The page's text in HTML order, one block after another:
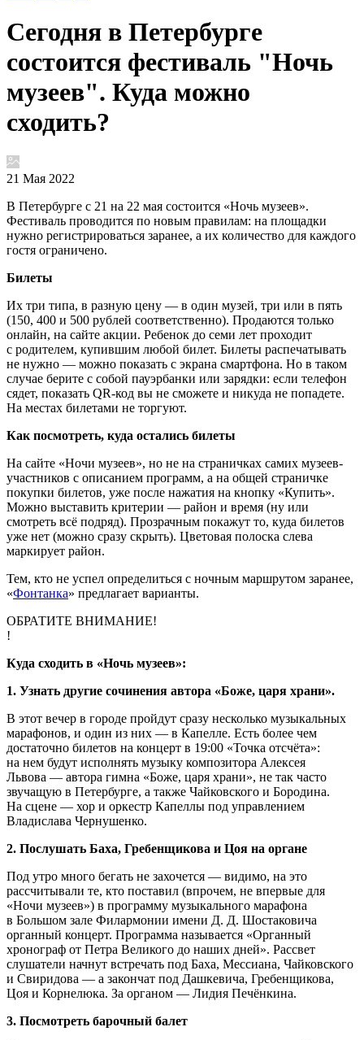
Сегодня в Петербурге
состоится фестиваль "Ночь
музеев". Куда можно
сходить?
21 Мая 2022
В Петербурге с 21 на 22 мая состоится «Ночь музеев».
Фестиваль проводится по новым правилам: на площадки
нужно регистрироваться заранее, а их количество для каждого
гостя ограничено.
Билеты
Их три типа, в разную цену — в один музей, три или в пять
(150, 400 и 500 рублей соответственно). Продаются только
онлайн, на сайте акции. Ребенок до семи лет проходит
с родителем, купившим любой билет. Билеты распечатывать
не нужно — можно показать с экрана смартфона. Но в таком
случае берите с собой пауэрбанки или зарядки: если телефон
сядет, показать QR-код вы не сможете и никуда не попадете.
На местах билетами не торгуют.
Как посмотреть, куда остались билеты
На сайте «Ночи музеев», но не на страничках самих музеев-
участников с описанием программ, а на общей страничке
покупки билетов, уже после нажатия на кнопку «Купить».
Можно выставить критерии — район и время (ну или
смотреть всё подряд). Прозрачным покажут то, куда билетов
уже нет (можно сразу скрыть). Цветовая полоска слева
маркирует район.
Тем, кто не успел определиться с ночным маршрутом заранее,
«Фонтанка» предлагает варианты.
ОБРАТИТЕ ВНИМАНИЕ!
!
Куда сходить в «Ночь музеев»:
1. Узнать другие сочинения автора «Боже, царя храни».
В этот вечер в городе пройдут сразу несколько музыкальных
марафонов, и один из них — в Капелле. Есть более чем
достаточно билетов на концерт в 19:00 «Точка отсчёта»:
на нем будут исполнять музыку композитора Алексея
Львова — автора гимна «Боже, царя храни», не так часто
звучащую в Петербурге, а также Чайковского и Бородина.
На сцене — хор и оркестр Капеллы под управлением
Владислава Чернушенко.
2. Послушать Баха, Гребенщикова и Цоя на органе
Под утро много бегать не захочется — видимо, на это
рассчитывали те, кто поставил (впрочем, не впервые для
«Ночи музеев») в программу музыкального марафона
в Большом зале Филармонии имени Д. Д. Шостаковича
органный концерт. Программа называется «Органный
хронограф от Петра Великого до наших дней». Рассвет
слушатели начнут встречать под Баха, Мессиана, Чайковского
и Свиридова — а закончат под Дашкевича, Гребенщикова,
Цоя и Корнелюка. За органом — Лидия Печёнкина.
3. Посмотреть барочный балет